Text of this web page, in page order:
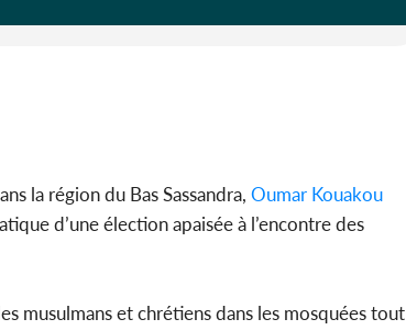
la région du Bas Sassandra, Oumar Kouakou
d’une élection apaisée à l’encontre des
musulmans et chrétiens dans les mosquées tout